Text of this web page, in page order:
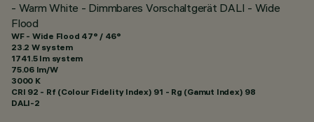
- Warm White - Dimmbares Vorschaltgerät DALI - Wide
Flood
WF - Wide Flood 47° / 46°
23.2 W system
1741.5 lm system
75.06 lm/W
3000 K
CRI 92 - Rf (Colour Fidelity Index) 91 - Rg (Gamut Index) 98
DALI-2